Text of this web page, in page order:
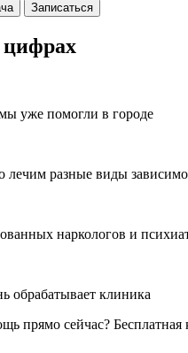
Записаться
уже помогли в городе
лечим разные виды
наркологов и
обрабатывает клиника
прямо сейчас? Бесплатная